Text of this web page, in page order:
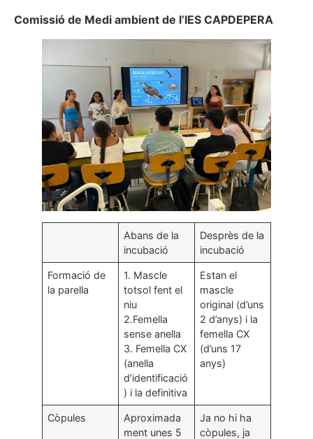
Comissió de Medi ambient de l’IES CAPDEPERA
Abans de la
incubació
Desprès de la
incubació
Formació de
la parella
1. Mascle
totsol fent el
niu
2.Femella
sense anella
3. Femella CX
(anella
d’identificació
) i la definitiva
Estan el
mascle
original (d’uns
2 d’anys) i la
femella CX
(d’uns 17
anys)
Còpules
Aproximada
ment unes 5
Ja no hi ha
còpules, ja